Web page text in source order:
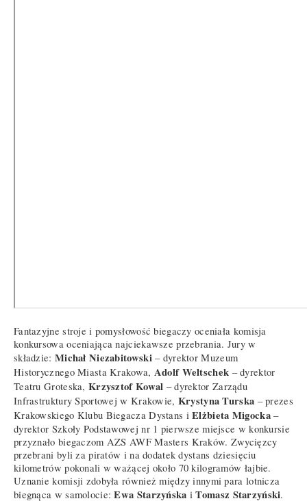
Fantazyjne stroje i pomysłowość biegaczy oceniała komisja
konkursowa oceniająca najciekawsze przebrania. Jury w
składzie: Michał Niezabitowski – dyrektor Muzeum
Historycznego Miasta Krakowa, Adolf Weltschek – dyrektor
Teatru Groteska, Krzysztof Kowal – dyrektor Zarządu
Infrastruktury Sportowej w Krakowie, Krystyna Turska – prezes
Krakowskiego Klubu Biegacza Dystans iElżbieta Migocka–
dyrektor Szkoły Podstawowej nr 1 pierwsze miejsce w konkursie
przyznało biegaczom AZS AWF Masters Kraków. Zwycięzcy
przebrani byli za piratów i na dodatek dystans dziesięciu
kilometrów pokonali w ważącej około 70 kilogramów łajbie.
Uznanie komisji zdobyła również między innymi para lotnicza
biegnąca w samolocie:Ewa Starzyńska iTomasz Starzyński.